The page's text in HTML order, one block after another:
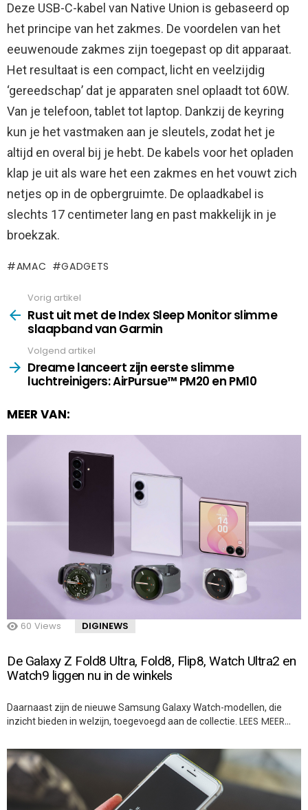
Deze USB-C-kabel van Native Union is gebaseerd op
het principe van het zakmes. De voordelen van het
eeuwenoude zakmes zijn toegepast op dit apparaat.
Het resultaat is een compact, licht en veelzijdig
‘gereedschap’ dat je apparaten snel oplaadt tot 60W.
Van je telefoon, tablet tot laptop. Dankzij de keyring
kun je het vastmaken aan je sleutels, zodat het je
altijd en overal bij je hebt. De kabels voor het opladen
klap je uit als ware het een zakmes en het vouwt zich
netjes op in de opbergruimte. De oplaadkabel is
slechts 17 centimeter lang en past makkelijk in je
broekzak.
AMAC GADGETS
more
Vorig artikel
Rust uit met de Index Sleep Monitor slimme
slaapband van Garmin
Volgend artikel
Dreame lanceert zijn eerste slimme
luchtreinigers: AirPursue™ PM20 en PM10
MEER VAN:
60 Views DIGINEWS
De Galaxy Z Fold8 Ultra, Fold8, Flip8, Watch Ultra2 en
Watch9 liggen nu in de winkels
Daarnaast zijn de nieuwe Samsung Galaxy Watch-modellen, die
inzicht bieden in welzijn, toegevoegd aan de collectie. LEES MEER…